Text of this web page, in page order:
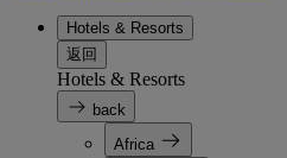
Hotels & Resorts
返回
Hotels & Resorts
back
Africa